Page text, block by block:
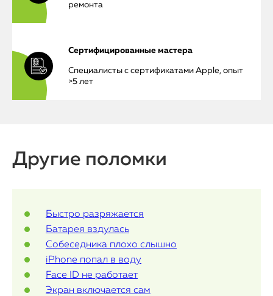
iPhone
MacBook
Watch
iPad
Mac Mini
Контакты
Статьи
ремонта
Сертифицированные мастера
Специалисты с сертификатами Apple, опыт
>5 лет
Другие поломки
Быстро разряжается
Батарея вздулась
Собеседника плохо слышно
iPhone попал в воду
Face ID не работает
Экран включается сам